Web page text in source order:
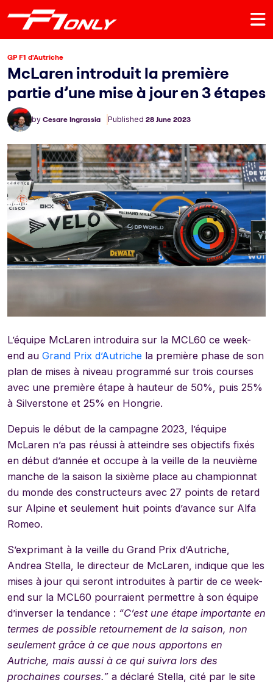
GP F1 d'Autriche
McLaren introduit la première
partie d’une mise à jour en 3 étapes
by Cesare Ingrassia Published 28 June 2023
L’équipe McLaren introduira sur la MCL60 ce week-
end au Grand Prix d’Autriche la première phase de son
plan de mises à niveau programmé sur trois courses
avec une première étape à hauteur de 50%, puis 25%
à Silverstone et 25% en Hongrie.
Depuis le début de la campagne 2023, l’équipe
McLaren n’a pas réussi à atteindre ses objectifs fixés
en début d’année et occupe à la veille de la neuvième
manche de la saison la sixième place au championnat
du monde des constructeurs avec 27 points de retard
sur Alpine et seulement huit points d’avance sur Alfa
Romeo.
S’exprimant à la veille du Grand Prix d’Autriche,
Andrea Stella, le directeur de McLaren, indique que les
mises à jour qui seront introduites à partir de ce week-
end sur la MCL60 pourraient permettre à son équipe
d’inverser la tendance : “C’est une étape importante en
termes de possible retournement de la saison, non
seulement grâce à ce que nous apportons en
Autriche, mais aussi à ce qui suivra lors des
prochaines courses.” a déclaré Stella, cité par le site